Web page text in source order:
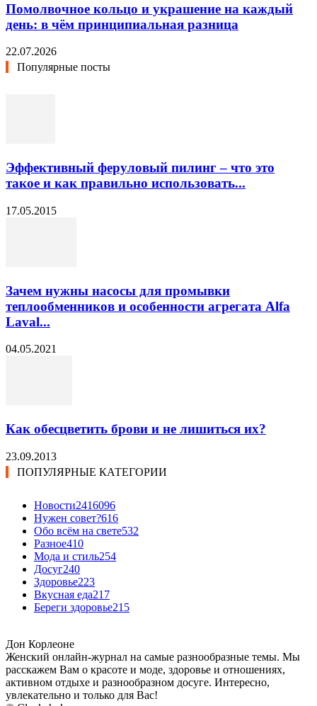
Помолвочное кольцо и украшение на каждый
день: в чём принципиальная разница
22.07.2026
Популярные посты
Эффективный феруловый пилинг – что это
такое и как правильно использовать...
17.05.2015
Зачем нужны насосы для промывки
теплообменников и особенности агрегата Alfa
Laval...
04.05.2021
Как обесцветить брови и не лишиться их?
23.09.2013
ПОПУЛЯРНЫЕ КАТЕГОРИИ
Новости2416096
Нужен совет?616
Обо всём на свете532
Разное410
Мода и стиль254
Досуг240
Здоровье223
Вкусная еда217
Береги здоровье215
Дон Корлеоне
Женский онлайн-журнал на самые разнообразные темы. Мы
расскажем Вам о красоте и моде, здоровье и отношениях,
активном отдыхе и разнообразном досуге. Интересно,
увлекательно и только для Вас!